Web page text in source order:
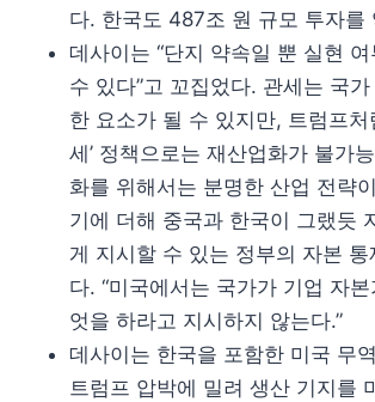
다. 한국도 487조 원 규모 투자를
데사이는 “단지 약속일 뿐 실현
수 있다”고 꼬집었다. 관세는 국
한 요소가 될 수 있지만, 트럼프처
세’ 정책으로는 재산업화가 불가
화를 위해서는 분명한 산업 전략
기에 더해 중국과 한국이 그랬듯
게 지시할 수 있는 정부의 자본 통
다. “미국에서는 국가가 기업 자
엇을 하라고 지시하지 않는다.”
데사이는 한국을 포함한 미국 무
트럼프 압박에 밀려 생산 기지를